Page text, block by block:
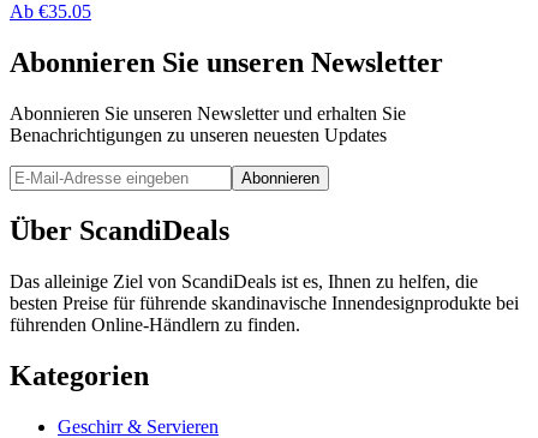
Ab €35.05
Abonnieren Sie unseren Newsletter
Abonnieren Sie unseren Newsletter und erhalten Sie
Benachrichtigungen zu unseren neuesten Updates
Abonnieren
Über ScandiDeals
Das alleinige Ziel von ScandiDeals ist es, Ihnen zu helfen, die
besten Preise für führende skandinavische Innendesignprodukte bei
führenden Online-Händlern zu finden.
Kategorien
Geschirr & Servieren